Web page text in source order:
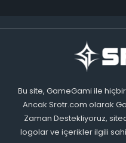
Bu site, GameGami ile
Ancak Srotr.com olarak
Zaman Destekliyoruz,
logolar ve içerikler ilgili